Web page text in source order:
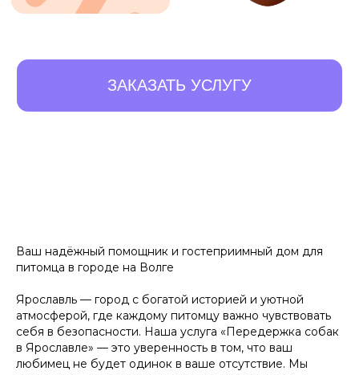
Ваш надёжный помощник и гостеприимный дом для
питомца в городе на Волге
Ярославль — город с богатой историей и уютной
атмосферой, где каждому питомцу важно чувствовать
себя в безопасности. Наша услуга «Передержка собак
в Ярославле» — это уверенность в том, что ваш
любимец не будет одинок в ваше отсутствие. Мы
Листайте влево, чтобы увидеть все преимущества
КОТОРЫЕОТЛИЧАЮТ
НАС ОТ ОСТАЛЬНЫХ